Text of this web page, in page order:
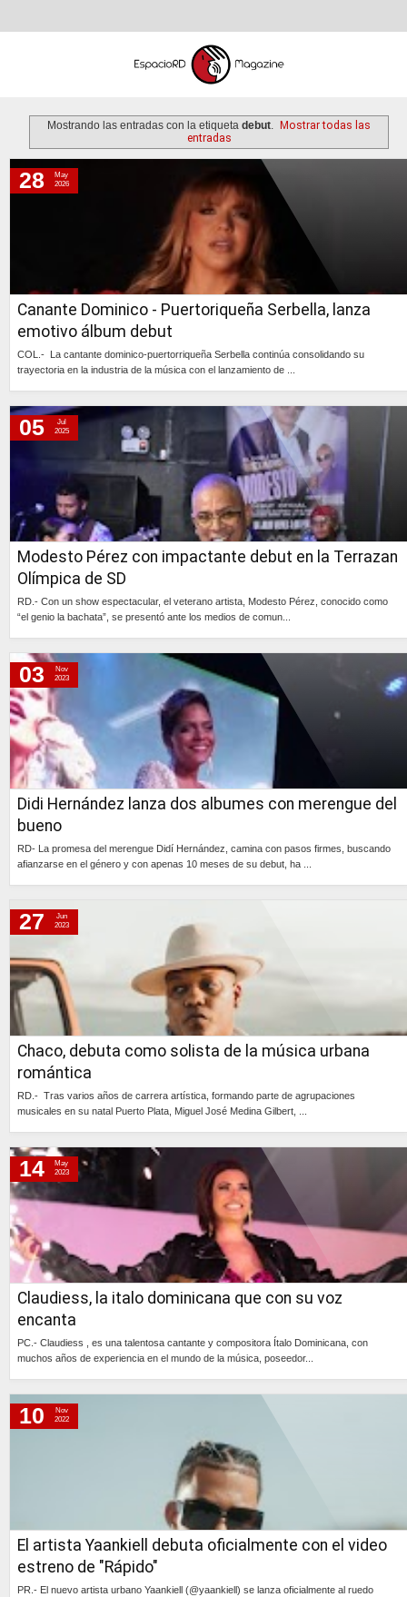
Mostrando las entradas con la etiqueta debut.
Mostrar todas las
entradas
jueves, 28 de mayo de 2026
Canante Dominico - Puertoriqueña Serbella, lanza
emotivo álbum debut
COL.- La cantante dominico-puertorriqueña Serbella continúa consolidando su
trayectoria en la industria de la música con el lanzamiento de ...
28
May
2026
Modesto Pérez con impactante debut en la Terrazan
Olímpica de SD
RD.- Con un show espectacular, el veterano artista, Modesto Pérez, conocido como
“el genio la bachata”, se presentó ante los medios de comun...
05
Jul
2025
Didi Hernández lanza dos albumes con merengue del
bueno
RD- La promesa del merengue Didí Hernández, camina con pasos firmes, buscando
afianzarse en el género y con apenas 10 meses de su debut, ha ...
03
Nov
2023
Chaco, debuta como solista de la música urbana
romántica
RD.- Tras varios años de carrera artística, formando parte de agrupaciones
musicales en su natal Puerto Plata, Miguel José Medina Gilbert, ...
27
Jun
2023
domingo, 14 de mayo de 2023
Claudiess, la italo dominicana que con su voz
encanta
PC.- Claudiess , es una talentosa cantante y compositora Ítalo Dominicana, con
muchos años de experiencia en el mundo de la música, poseedor...
14
May
2023
jueves, 10 de noviembre de 2022
El artista Yaankiell debuta oficialmente con el video
estreno de "Rápido"
PR.- El nuevo artista urbano Yaankiell (@yaankiell) se lanza oficialmente al ruedo
10
Nov
2022
viernes, 13 de mayo de 2022